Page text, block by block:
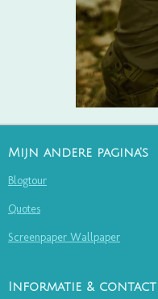
Mijn andere pagina's
Blogtour
Quotes
Screenpaper Wallpaper
Informatie & contact